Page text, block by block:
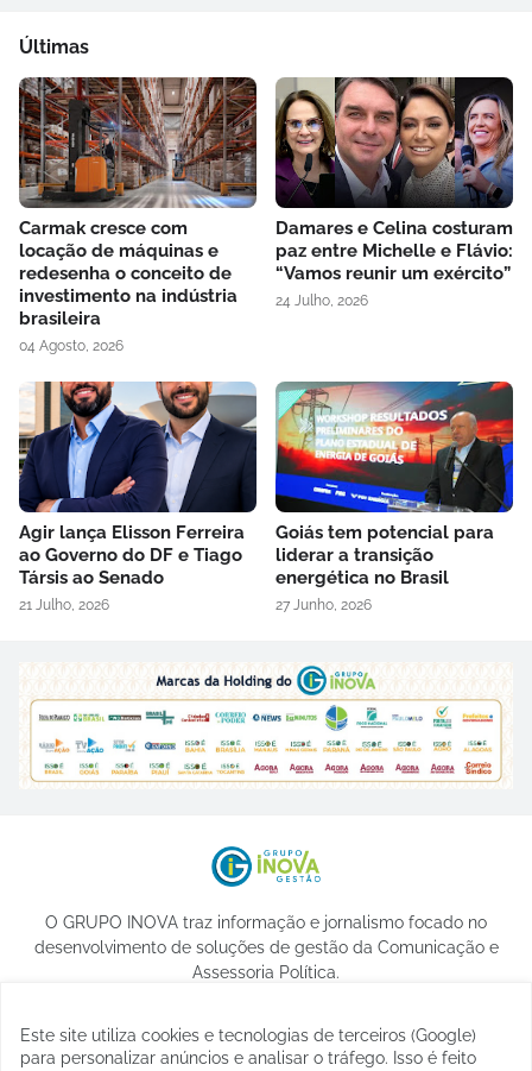
Últimas
Carmak cresce com
locação de máquinas e
redesenha o conceito de
investimento na indústria
brasileira
04 Agosto, 2026
Damares e Celina costuram
paz entre Michelle e Flávio:
“Vamos reunir um exército”
24 Julho, 2026
Agir lança Elisson Ferreira
ao Governo do DF e Tiago
Társis ao Senado
21 Julho, 2026
Goiás tem potencial para
liderar a transição
energética no Brasil
27 Junho, 2026
O GRUPO INOVA traz informação e jornalismo focado no
desenvolvimento de soluções de gestão da Comunicação e
Assessoria Política.
Este site utiliza cookies e tecnologias de terceiros (Google)
para personalizar anúncios e analisar o tráfego. Isso é feito